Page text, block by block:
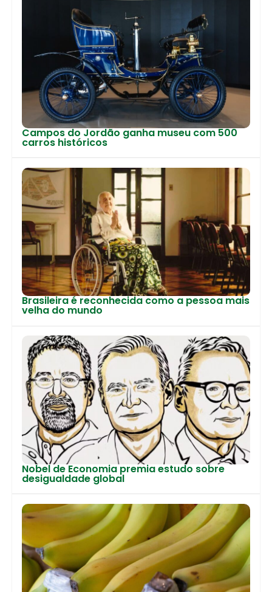
Campos do Jordão ganha museu com 500
carros históricos
Brasileira é reconhecida como a pessoa mais
velha do mundo
Nobel de Economia premia estudo sobre
desigualdade global